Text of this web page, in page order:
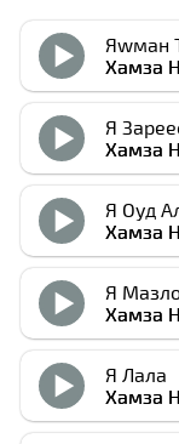
Яwман
Хамза
Я
Хамза
Я Оуд
Хамза
Я
Хамза
Я Лала
Хамза